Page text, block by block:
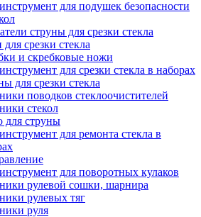
для подушек безопасности
струны для срезки стекла
срезки стекла
и скребковые ножи
для срезки стекла в наборах
для срезки стекла
поводков стеклоочистителей
стекол
струны
для ремонта стекла в
для поворотных кулаков
рулевой сошки, шарнира
рулевых тяг
руля